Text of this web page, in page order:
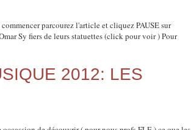
parcourez l'article et cliquez PAUSE sur
Sy fiers de leurs statuettes (click pour voir ) Pour
2012: LES